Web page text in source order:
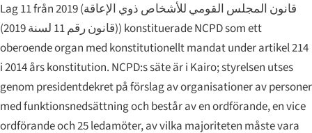
Lag 11 från 2019 (قانون المجلس القومي للأشخاص ذوي الإعاقة
(قانون رقم 11 لسنة 2019)) konstituerade NCPD som ett
oberoende organ med konstitutionellt mandat under artikel 214
i 2014 års konstitution. NCPD:s säte är i Kairo; styrelsen utses
genom presidentdekret på förslag av organisationer av personer
med funktionsnedsättning och består av en ordförande, en vice
ordförande och 25 ledamöter, av vilka majoriteten måste vara